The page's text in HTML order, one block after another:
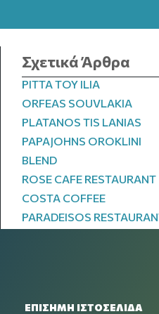
Σχετικά Άρθρα
PITTA TOY ILIA
ORFEAS SOUVLAKIA
PLATANOS TIS LANIAS
PAPAJOHNS OROKLINI
BLEND
ROSE CAFE RESTAURANT
COSTA COFFEE
PARADEISOS
ΕΠΙΣΗΜΗ ΙΣΤΟΣΕΛΙΔΑ